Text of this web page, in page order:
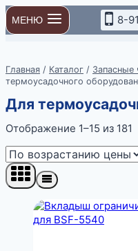
Перейти
к
содержимому
МЕНЮ 8-
Главная / Каталог / Запасные
термоусадочного
Для
Отображение 1–15 из 181